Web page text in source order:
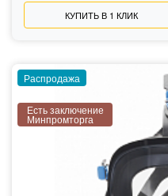
КУПИТЬ В 1 КЛИК
Распродажа
Есть заключение
Минпромторга